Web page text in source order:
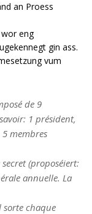
an Proess
eng
gin ass.
vum
de 9
1 président,
membres
(proposéiert:
annuelle. La
sorte chaque